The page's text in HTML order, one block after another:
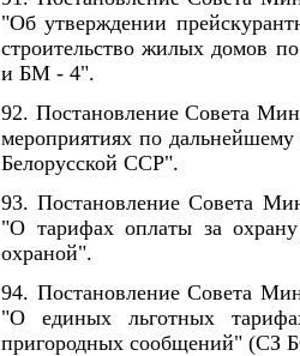
"Об утверждении
строительство жилых домов
и БМ - 4".
92. Постановление Совета
мероприятиях по
Белорусской ССР".
93. Постановление Совета
"О тарифах оплаты за охрану
охраной".
94. Постановление Совета
"О единых льготных
пригородных сообщений" (СЗ